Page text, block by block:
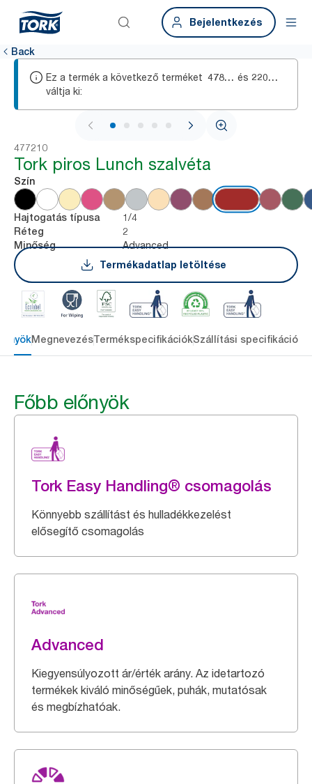
Bejelentkezés
Back
Ez a termék a következő terméket
váltja ki:
478597 és 2206020
1 / 6
477210
Tork piros Lunch szalvéta
Szín
Hajtogatás típusa 1/4
Réteg 2
Minőség
Advanced
Termékadatlap letöltése
MegnevezésTermékspecifikációkSzállítási specifikációk
Főbb előnyök
Tork Easy Handling® csomagolás
Könnyebb szállítást és hulladékkezelést
elősegítő csomagolás
Advanced
Kiegyensúlyozott ár/érték arány. Az idetartozó
termékek kiváló minőségűek, puhák, mutatósak
és megbízhatóak.